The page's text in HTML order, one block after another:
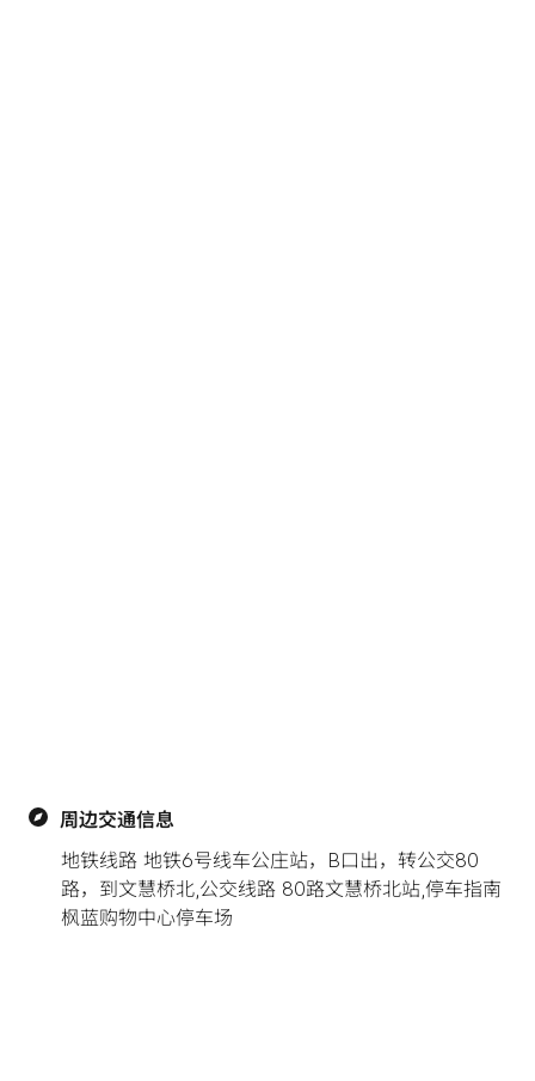
周边交通信息
地铁线路 地铁6号线车公庄站，B口出，转公交80
路，到文慧桥北,公交线路 80路文慧桥北站,停车指南
枫蓝购物中心停车场